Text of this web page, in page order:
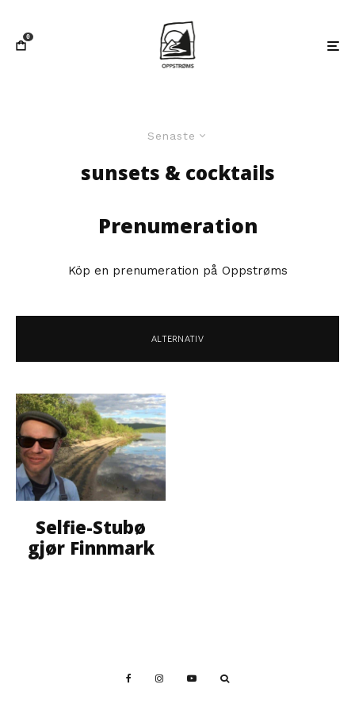
0
Senaste
sunsets & cocktails
Prenumeration
Köp en prenumeration på Oppstrøms
ALTERNATIV
Selfie-Stubø
gjør Finnmark